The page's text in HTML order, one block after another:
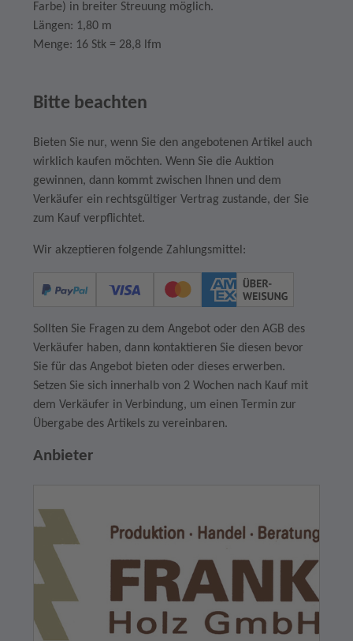
Farbe) in breiter Streuung möglich.
Längen: 1,80 m
Menge: 16 Stk = 28,8 lfm
Bitte beachten
Bieten Sie nur, wenn Sie den angebotenen Artikel auch
wirklich kaufen möchten. Wenn Sie die Auktion
gewinnen, dann kommt zwischen Ihnen und dem
Verkäufer ein rechtsgültiger Vertrag zustande, der Sie
zum Kauf verpflichtet.
Wir akzeptieren folgende Zahlungsmittel:
Sollten Sie Fragen zu dem Angebot oder den AGB des
Verkäufer haben, dann kontaktieren Sie diesen bevor
Sie für das Angebot bieten oder dieses erwerben.
Setzen Sie sich innerhalb von 2 Wochen nach Kauf mit
dem Verkäufer in Verbindung, um einen Termin zur
Übergabe des Artikels zu vereinbaren.
Anbieter